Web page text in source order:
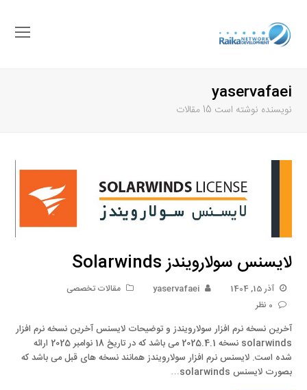
باز
yaservafaei
نویسنده نوشته است 15 مقالات
لایسنس سولارویندز Solarwinds
آذر 15, 1404 yaservafaei
مقالات تخصصی
0 نظر
آخرین نسخه نرم افزار سولارویندز و توضیحات لایسنس آخرین نسخه نرم افزار
solarwinds نسخه 2025.4.1 می باشد که در تاریخ 18 نوامبر 2025 ارائه
شده است. لایسنس نرم افزار سولارویندز همانند نسخه های قبل می باشد که
بصورت لایسنس solarwinds…